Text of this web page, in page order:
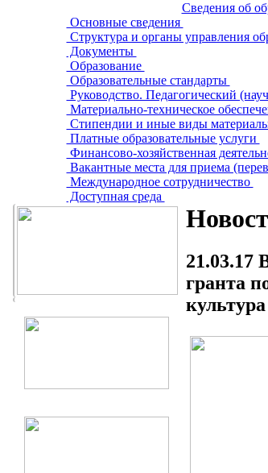
Сведения об
Основные сведения
Структура и органы управления
Документы
Образование
Образовательные стандарты
Руководство. Педагогический
Материально-техническое
Стипендии и иные виды
Платные образовательные услуги
Финансово-хозяйственная
Вакантные места для приема
Международное сотрудничество
Доступная среда
21.03.17
гранта